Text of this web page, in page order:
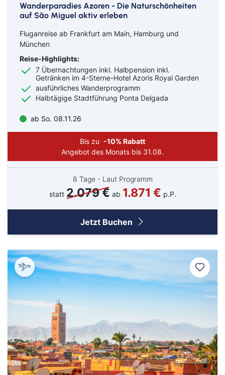
Wanderparadies Azoren - Die Naturschönheiten
auf São Miguel aktiv erleben
Fluganreise ab Frankfurt am Main, Hamburg und
München
Reise-Highlights:
7 Übernachtungen inkl. Halbpension inkl.
Getränken im 4-Sterne-Hotel Azoris Royal Garden
ausführliches Wanderprogramm
Halbtägige Stadtführung Ponta Delgada
ab So. 08.11.26
Bis zu -10% Rabatt
Angebot des Monats bis 31.08.
8 Tage - Laut Programm
statt 2.079 € ab 1.871 € p.P.
Jetzt Buchen